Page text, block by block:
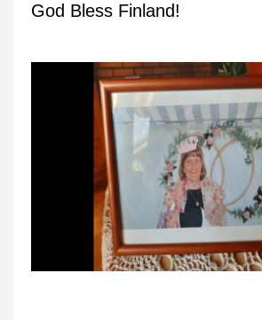
God Bless Finland!